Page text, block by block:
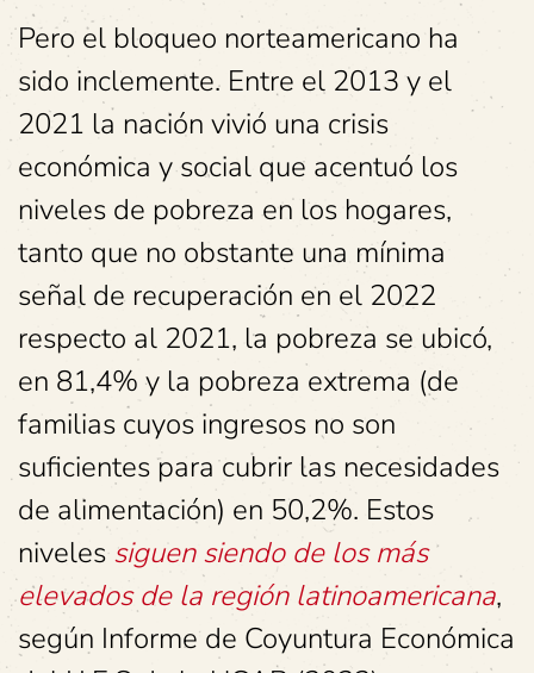
Pero el bloqueo norteamericano ha
sido inclemente. Entre el 2013 y el
2021 la nación vivió una crisis
económica y social que acentuó los
niveles de pobreza en los hogares,
tanto que no obstante una mínima
señal de recuperación en el 2022
respecto al 2021, la pobreza se ubicó,
en 81,4% y la pobreza extrema (de
familias cuyos ingresos no son
suficientes para cubrir las necesidades
de alimentación) en 50,2%. Estos
nivelessiguen siendo de los más
elevados de la región latinoamericana,
según Informe de Coyuntura Económica